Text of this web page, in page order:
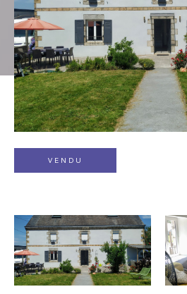
VENDU
Sélectionner
Budget
1 2